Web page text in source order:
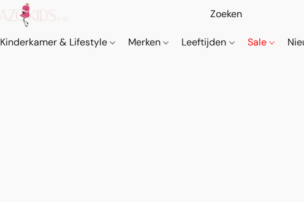
Kinderkamer & Lifestyle Merken Leeftijden Sale